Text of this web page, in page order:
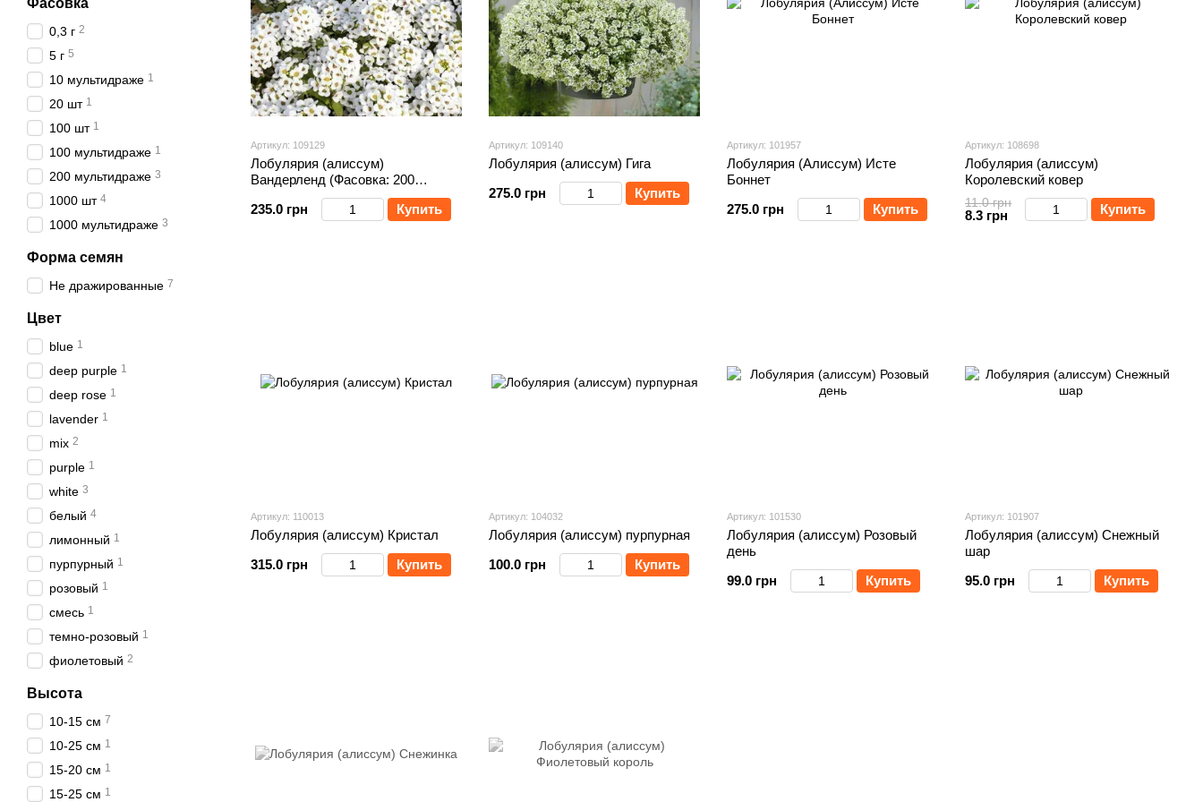
Артикул: 109129
Лобулярия (алиссум)
Вандерленд (Фасовка: 200
мультидраже; Цвет: white)
235.0 грн
Купить
Артикул: 109140
Лобулярия (алиссум) Гига
275.0 грн
Купить
Артикул: 101957
Лобулярия (Алиссум) Исте
Боннет
275.0 грн
Купить
Артикул: 108698
Лобулярия (алиссум)
Королевский ковер
11.0 грн
8.3 грн Купить
Артикул: 110013
Лобулярия (алиссум) Кристал
315.0 грн
Купить
Артикул: 104032
Лобулярия (алиссум) пурпурная
100.0 грн
Купить
Артикул: 101530
Лобулярия (алиссум) Розовый
день
99.0 грн
Купить
Артикул: 101907
Лобулярия (алиссум) Снежный
шар
95.0 грн
Купить
Фасовка
0,3 г 2
5 г 5
10 мультидраже 1
20 шт 1
100 шт 1
100 мультидраже 1
200 мультидраже 3
1000 шт 4
1000 мультидраже 3
Форма семян
Не дражированные 7
Цвет
blue 1
deep purple 1
deep rose 1
lavender 1
mix 2
purple 1
white 3
белый 4
лимонный 1
пурпурный 1
розовый 1
смесь 1
темно-розовый 1
фиолетовый 2
Высота
10-15 см 7
10-25 см 1
15-20 см 1
15-25 см 1